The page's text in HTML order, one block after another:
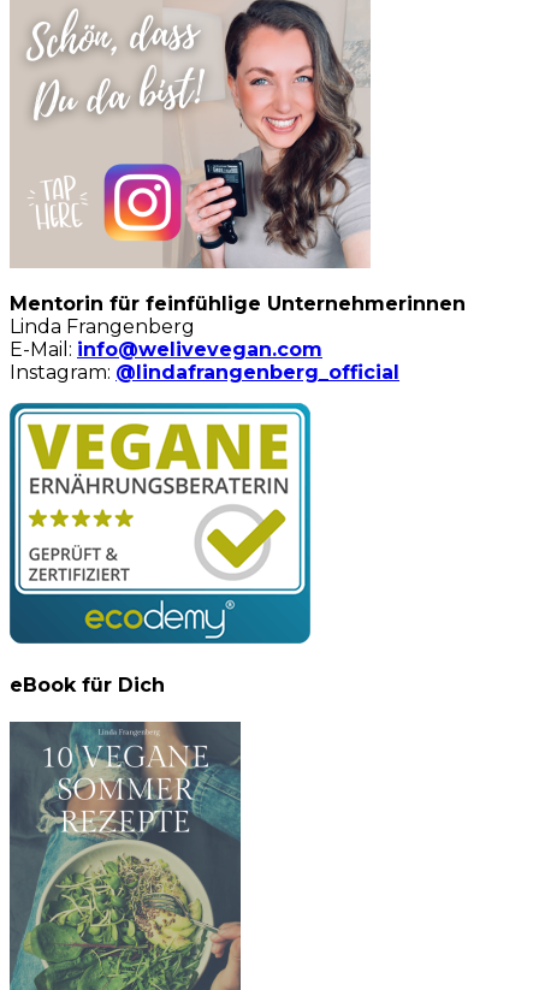
Mentorin für feinfühlige Unternehmerinnen
Linda Frangenberg
E-Mail: info@welivevegan.com
Instagram: @lindafrangenberg_official
eBook für Dich